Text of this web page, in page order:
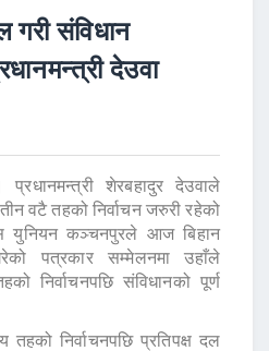
संविधान
देउवा
प्रधानमन्त्री शेरबहादुर देउवाले
वटै तहको निर्वाचन जरुरी रहेको
युनियन कञ्चनपुरले आज बिहान
पत्रकार सम्मेलनमा उहाँले
निर्वाचनपछि संविधानको पूर्ण
तहको निर्वाचनपछि प्रतिपक्ष दल